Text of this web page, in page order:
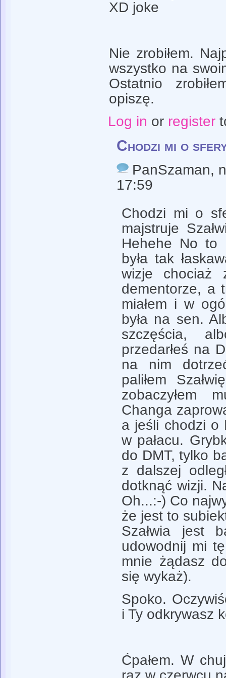
XD joke
Nie zrobiłem.
wszystko na
Ostatnio
opiszę.
Log in or register
Chodzi mi o
PanSzaman,
17:59
Chodzi mi o
majstruje
Hehehe No to
była tak
wizje chociaż
dementorze, a
miałem i w
była na sen.
szczęścia,
przedarłeś na
na nim
paliłem
zobaczyłem
Changa
a jeśli chodzi o
w pałacu.
do DMT, tylko
z dalszej
dotknąć wizji.
Oh...:-) Co
że jest to
Szałwia jest
udowodnij mi
mnie żądasz
się wykaż).
Spoko.
i Ty odkrywasz
Ćpałem. W